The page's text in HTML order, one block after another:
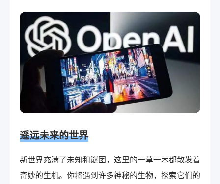
遥远未来的世界
新世界充满了未知和谜团，这里的一草一木都散发着
奇妙的生机。你将遇到许多神秘的生物，探索它们的